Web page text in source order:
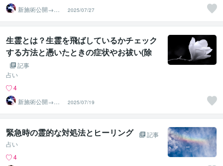
新施術公開→≪
相手意識強制変
化≫◆星桜龍
2025/07/27
生霊とは？生霊を飛ばしているかチェック
する方法と憑いたときの症状やお祓い(除
霊)や生霊返しのやり方を徹底解説
記事
占い
4
新施術公開→≪
相手意識強制変
化≫◆星桜龍
2025/07/19
緊急時の霊的な対処法とヒーリング
記事
占い
4